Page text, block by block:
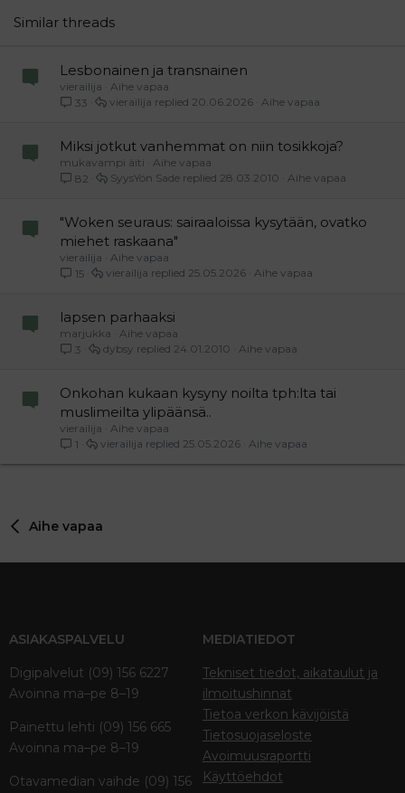
26
Similar threads
Lesbonainen ja transnainen
vierailija
Aihe vapaa
33
Aihe vapaa
20.06.2026
vierailija
Miksi jotkut vanhemmat on niin tosikkoja?
mukavampi äiti
Aihe vapaa
82
Aihe vapaa
28.03.2010
SyysYön Sade
"Woken seuraus: sairaaloissa kysytään, ovatko
miehet raskaana"
vierailija
Aihe vapaa
15
Aihe vapaa
25.05.2026
vierailija
lapsen parhaaksi
marjukka
Aihe vapaa
3
Aihe vapaa
24.01.2010
dybsy
Onkohan kukaan kysyny noilta tph:lta tai
muslimeilta ylipäänsä..
vierailija
Aihe vapaa
1
Aihe vapaa
25.05.2026
vierailija
Aihe vapaa
ASIAKASPALVELU
Digipalvelut (09) 156 6227
Avoinna ma–pe 8–19
Painettu lehti (09) 156 665
Avoinna ma–pe 8–19
Otavamedian vaihde (09) 156
MEDIATIEDOT
Tekniset tiedot, aikataulut ja
ilmoitushinnat
Tietoa verkon kävijöistä
Tietosuojaseloste
Avoimuusraportti
Käyttöehdot